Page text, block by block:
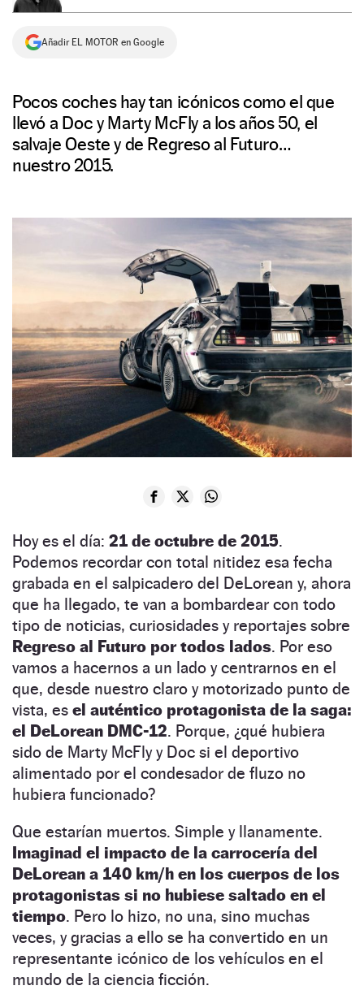
Añadir EL MOTOR en Google
Pocos coches hay tan icónicos como el que
llevó a Doc y Marty McFly a los años 50, el
salvaje Oeste y de Regreso al Futuro…
nuestro 2015.
Hoy es el día: 21 de octubre de 2015.
Podemos recordar con total nitidez esa fecha
grabada en el salpicadero del DeLorean y, ahora
que ha llegado, te van a bombardear con todo
tipo de noticias, curiosidades y reportajes sobre
Regreso al Futuro por todos lados. Por eso
vamos a hacernos a un lado y centrarnos en el
que, desde nuestro claro y motorizado punto de
vista, es el auténtico protagonista de la saga:
el DeLorean DMC-12. Porque, ¿qué hubiera
sido de Marty McFly y Doc si el deportivo
alimentado por el condesador de fluzo no
hubiera funcionado?
Que estarían muertos. Simple y llanamente.
Imaginad el impacto de la carrocería del
DeLorean a 140 km/h en los cuerpos de los
protagonistas si no hubiese saltado en el
tiempo. Pero lo hizo, no una, sino muchas
veces, y gracias a ello se ha convertido en un
representante icónico de los vehículos en el
mundo de la ciencia ficción.